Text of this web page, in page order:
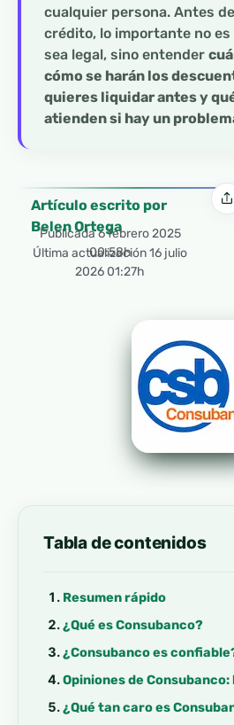
cualquier persona. Antes
crédito, lo importante no es
sea legal, sino entender
cómo se harán los
quieres liquidar antes y
atienden si hay un
Artículo escrito por
Belen Ortega
Publicada6 febrero 2025
00:58h
Última actualización 16 julio
2026 01:27h
Tabla de contenidos
Resumen rápido
¿Qué es Consubanco?
¿Consubanco es
Opiniones de Consubanco:
¿Qué tan caro es